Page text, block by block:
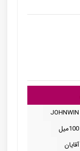
JOHNWIN
100میل
آقایان